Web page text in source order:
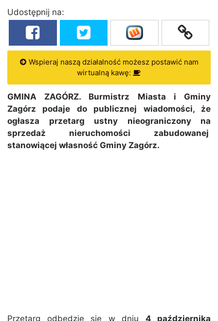
Udostępnij na:
Wspieraj naszą działalność możesz postawić nam
wirtualną kawę:
GMINA ZAGÓRZ. Burmistrz Miasta i Gminy
Zagórz podaje do publicznej wiadomości, że
ogłasza przetarg ustny nieograniczony na
sprzedaż nieruchomości zabudowanej
stanowiącej własność Gminy Zagórz.
Przetarg odbędzie się w dniu 4 października